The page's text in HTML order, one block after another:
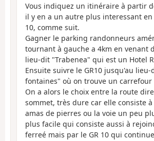
Vous indiquez un itinéraire à partir
il y en a un autre plus interessant en
10, comme suit.
Gagner le parking randonneurs
tournant à gauche a 4km en venant
lieu-dit "Trabenea" qui est un Hotel
Ensuite suivre le GR10 jusqu'au
fontaines" où on trouve un carrefour
On a alors le choix entre la route
sommet, très dure car elle consiste
amas de pierres ou la voie un peu
plus facile qui consiste aussi à
ferreé mais par le GR 10 qui